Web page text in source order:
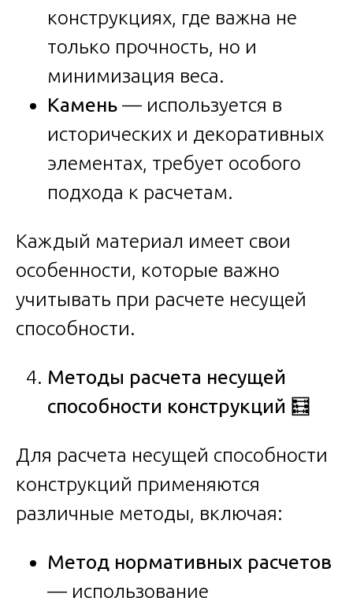
конструкциях, где важна не
только прочность, но и
минимизация веса.
Камень — используется в
исторических и декоративных
элементах, требует особого
подхода к расчетам.
Каждый материал имеет свои
особенности, которые важно
учитывать при расчете несущей
способности.
Методы расчета несущей
способности конструкций 🧮
Для расчета несущей способности
конструкций применяются
различные методы, включая:
Метод нормативных расчетов
— использование